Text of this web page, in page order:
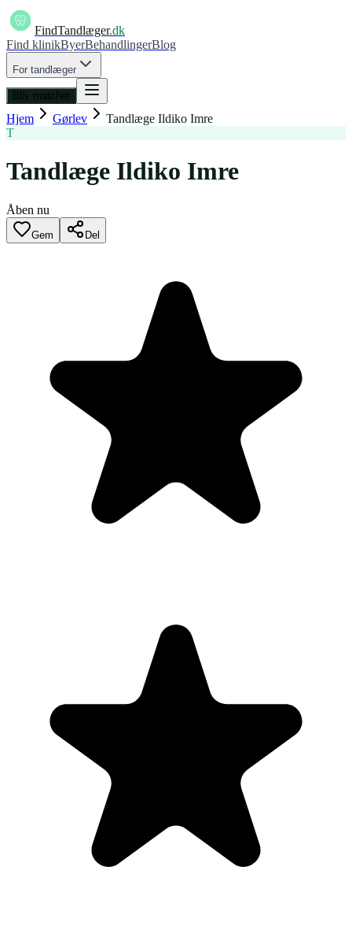
FindTandlæger.dk
Find klinikByerBehandlingerBlog
For tandlæger
Bliv matchet
Hjem Gørlev
Tandlæge Ildiko Imre
T
Tandlæge Ildiko Imre
Åben nu
Gem Del